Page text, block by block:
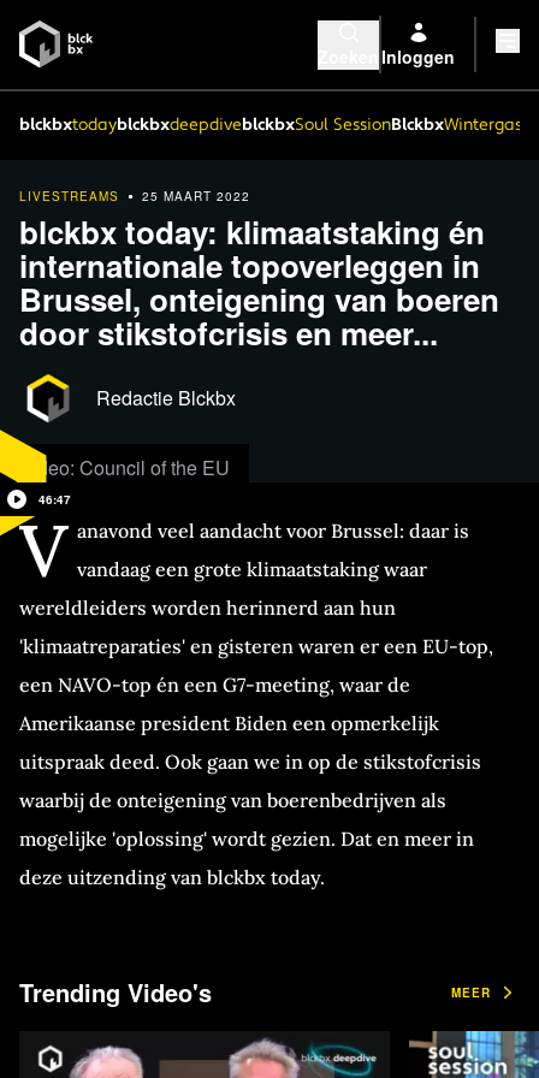
Inloggen
blckbxtodayblckbxdeepdiveblckbxSoul SessionBlckbx
LIVESTREAMS 25 MAART 2022
blckbx today: klimaatstaking én
internationale topoverleggen in
Brussel, onteigening van boeren
door stikstofcrisis en meer...
Redactie Blckbx
Video: Council of the EU
46:47
V anavond veel aandacht voor Brussel: daar is
vandaag een grote klimaatstaking waar
wereldleiders worden herinnerd aan hun
'klimaatreparaties' en gisteren waren er een EU-top,
een NAVO-top én een G7-meeting, waar de
Amerikaanse president Biden een opmerkelijk
uitspraak deed. Ook gaan we in op de stikstofcrisis
waarbij de onteigening van boerenbedrijven als
mogelijke 'oplossing' wordt gezien. Dat en meer in
deze uitzending van blckbx today.
In de uitzending van vanavond onder andere:
Brussel is vandaag het decor voor een grote
Trending Video's MEER